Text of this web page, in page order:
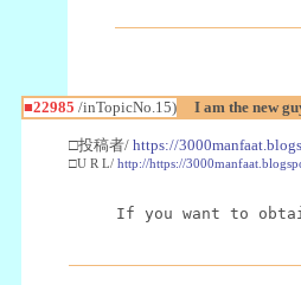
■22985 /inTopicNo.15) I am the new
□投稿者/ https://
□U R L/ http://https://
If you want to